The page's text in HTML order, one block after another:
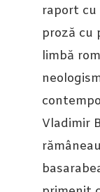
raport cu
proză cu
limbă
Vladimir